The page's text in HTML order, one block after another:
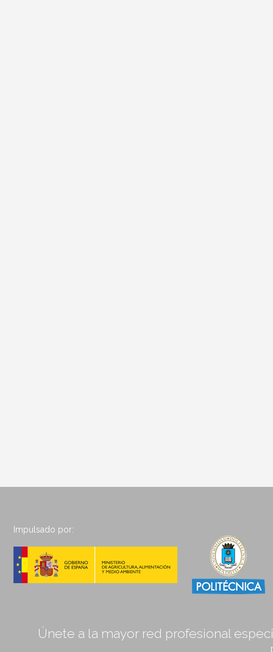
Impulsado por:
Únete a la mayor red profesional